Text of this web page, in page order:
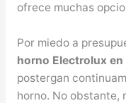
ofrece muchas
Por miedo a
horno Electrolux en
postergan
horno. No obstante,